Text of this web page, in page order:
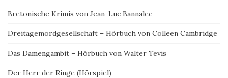
Bretonische Krimis von Jean-Luc Bannalec
Dreitagemordgesellschaft – Hörbuch von Colleen Cambridge
Das Damengambit – Hörbuch von Walter Tevis
Der Herr der Ringe (Hörspiel)